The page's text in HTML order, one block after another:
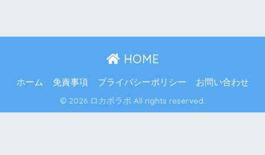
HOME
ホーム 免責事項 プライバシーポリシー お問い合わせ
© 2026 ロカボラボ All rights reserved.